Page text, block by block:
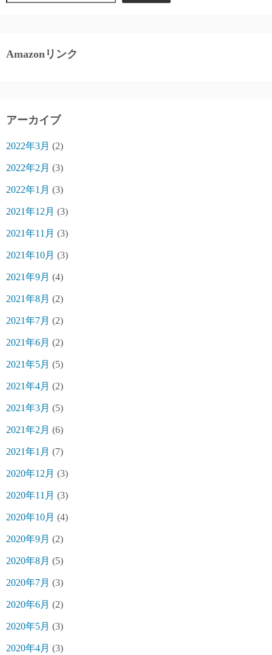
Amazonリンク
アーカイブ
2022年3月 (2)
2022年2月 (3)
2022年1月 (3)
2021年12月 (3)
2021年11月 (3)
2021年10月 (3)
2021年9月 (4)
2021年8月 (2)
2021年7月 (2)
2021年6月 (2)
2021年5月 (5)
2021年4月 (2)
2021年3月 (5)
2021年2月 (6)
2021年1月 (7)
2020年12月 (3)
2020年11月 (3)
2020年10月 (4)
2020年9月 (2)
2020年8月 (5)
2020年7月 (3)
2020年6月 (2)
2020年5月 (3)
2020年4月 (3)